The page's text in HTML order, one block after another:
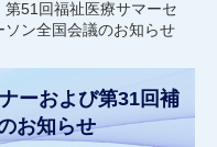
51回福祉医療サマーセ
ソン全国会議のお知らせ
ーおよび第31回補
お知らせ